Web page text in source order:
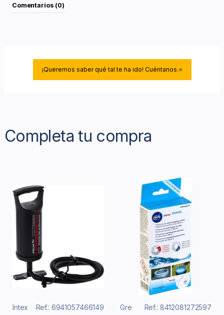
Comentarios (0)
¡Queremos saber qué tal te ha ido! Cuéntanos.⭐
Completa tu compra
Intex Ref.: 6941057466149 Gre Ref.: 8412081272597